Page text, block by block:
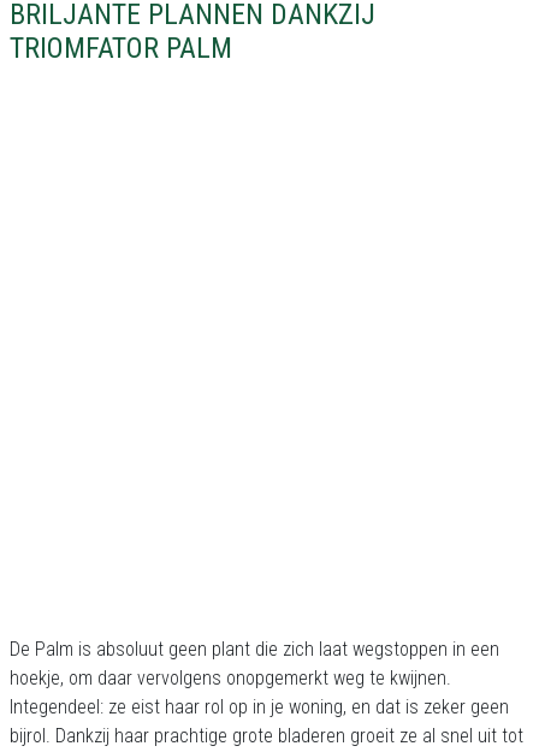
BRILJANTE PLANNEN DANKZIJ
TRIOMFATOR PALM
De Palm is absoluut geen plant die zich laat wegstoppen in een
hoekje, om daar vervolgens onopgemerkt weg te kwijnen.
Integendeel: ze eist haar rol op in je woning, en dat is zeker geen
bijrol. Dankzij haar prachtige grote bladeren groeit ze al snel uit tot